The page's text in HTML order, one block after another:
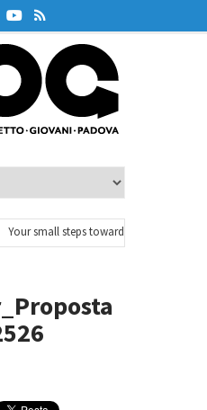
Your small steps towards sustainability –
Lab – Borse di studio 2026/27